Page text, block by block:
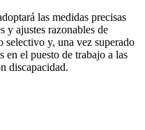
las medidas precisas
y ajustes razonables de
selectivo y, una vez superado
en el puesto de trabajo a las
discapacidad.